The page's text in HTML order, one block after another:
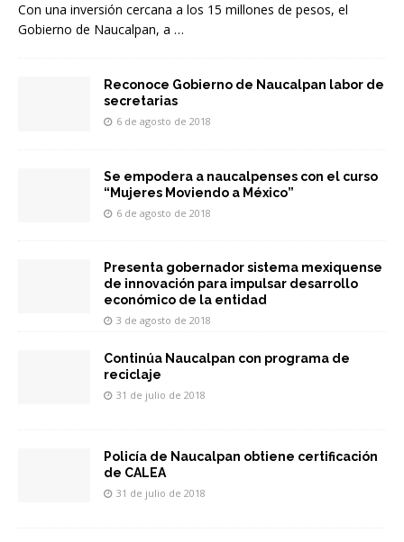
Con una inversión cercana a los 15 millones de pesos, el
Gobierno de Naucalpan, a …
Reconoce Gobierno de Naucalpan labor de
secretarias
6 de agosto de 2018
Se empodera a naucalpenses con el curso
“Mujeres Moviendo a México”
6 de agosto de 2018
Presenta gobernador sistema mexiquense
de innovación para impulsar desarrollo
económico de la entidad
3 de agosto de 2018
Continúa Naucalpan con programa de
reciclaje
31 de julio de 2018
Policía de Naucalpan obtiene certificación
de CALEA
31 de julio de 2018